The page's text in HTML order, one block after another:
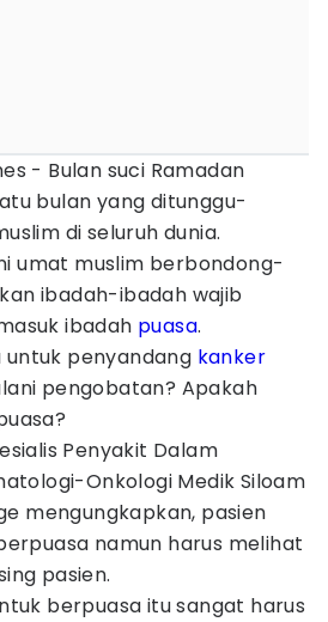
- Bulan suci Ramadan
bulan yang ditunggu-
di seluruh dunia.
umat muslim berbondong-
ibadah-ibadah wajib
ibadah puasa.
untuk penyandang kanker
pengobatan? Apakah
Penyakit Dalam
Onkologi Medik Siloam
mengungkapkan, pasien
namun harus melihat
pasien.
berpuasa itu sangat harus